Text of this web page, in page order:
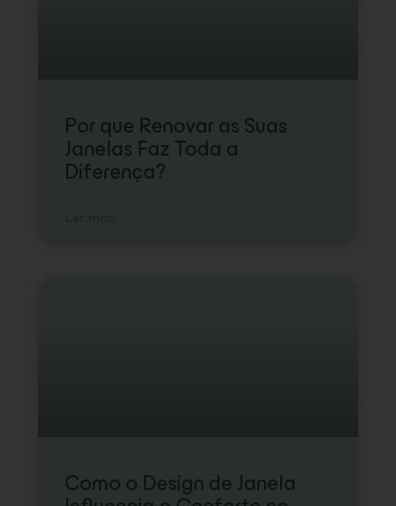
Por que Renovar as Suas
Janelas Faz Toda a
Diferença?
Ler mais
Como o Design de Janela